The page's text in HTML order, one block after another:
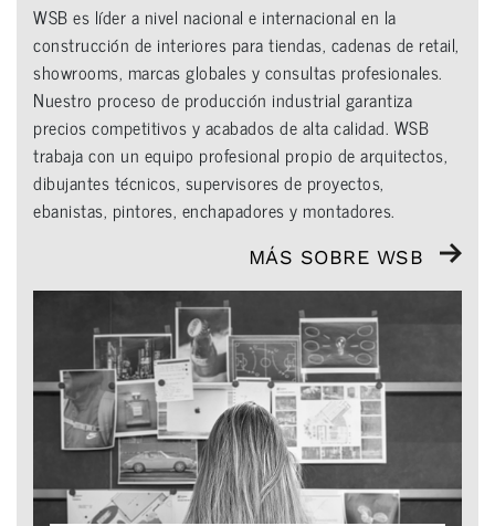
WSB es líder a nivel nacional e internacional en la
construcción de interiores para tiendas, cadenas de retail,
showrooms, marcas globales y consultas profesionales.
Nuestro proceso de producción industrial garantiza
precios competitivos y acabados de alta calidad. WSB
trabaja con un equipo profesional propio de arquitectos,
dibujantes técnicos, supervisores de proyectos,
ebanistas, pintores, enchapadores y montadores.
MÁS SOBRE WSB